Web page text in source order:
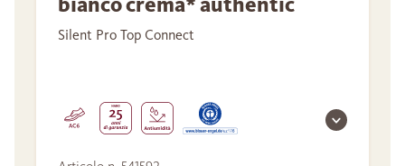
Silent Pro Top Connect